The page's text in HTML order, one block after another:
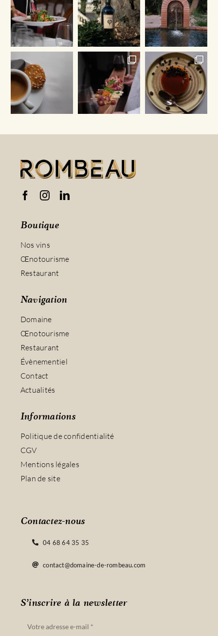
Boutique
Nos vins
Œnotourisme
Restaurant
Navigation
Domaine
Œnotourisme
Restaurant
Évènementiel
Contact
Actualités
Informations
Politique de confidentialité
CGV
Mentions légales
Plan de site
S’inscrire à la newsletter
Contactez-nous
04 68 64 35 35
contact@domaine-de-rombeau.com